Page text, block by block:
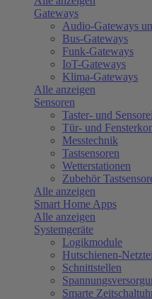
Gateways
Audio-Gateways
Bus-Gateways
Funk-Gateways
IoT-Gateways
Klima-Gateways
Alle anzeigen
Sensoren
Taster- und
Tür- und
Messtechnik
Tastsensoren
Wetterstationen
Zubehör
Alle anzeigen
Smart Home Apps
Alle anzeigen
Systemgeräte
Logikmodule
Hutschienen-
Schnittstellen
Smarte